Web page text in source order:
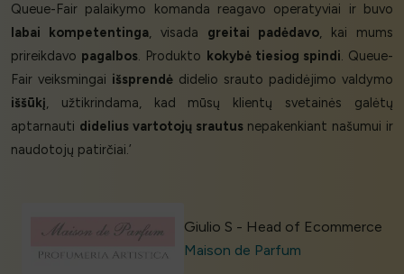
Queue-Fair palaikymo komanda reagavo operatyviai ir buvo
labai kompetentinga, visada greitai padėdavo, kai mums
prireikdavo pagalbos. Produkto kokybė tiesiog spindi. Queue-
Fair veiksmingai išsprendė didelio srauto padidėjimo valdymo
iššūkį, užtikrindama, kad mūsų klientų svetainės galėtų
aptarnauti didelius vartotojų srautusnepakenkiant našumui ir
naudotojų patirčiai.’
Giulio S - Head of Ecommerce
Maison de Parfum